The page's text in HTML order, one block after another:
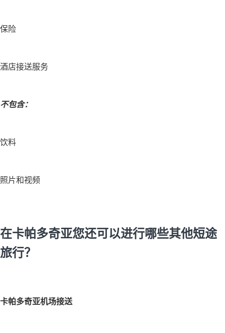
保险
酒店接送服务
不包含：
饮料
照片和视频
在卡帕多奇亚您还可以进行哪些其他短途
旅行？
卡帕多奇亚机场接送